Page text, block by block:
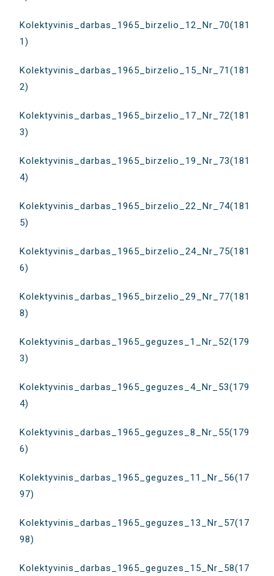
Kolektyvinis_darbas_1965_birzelio_12_Nr_70(181
1)
Kolektyvinis_darbas_1965_birzelio_15_Nr_71(181
2)
Kolektyvinis_darbas_1965_birzelio_17_Nr_72(181
3)
Kolektyvinis_darbas_1965_birzelio_19_Nr_73(181
4)
Kolektyvinis_darbas_1965_birzelio_22_Nr_74(181
5)
Kolektyvinis_darbas_1965_birzelio_24_Nr_75(181
6)
Kolektyvinis_darbas_1965_birzelio_29_Nr_77(181
8)
Kolektyvinis_darbas_1965_geguzes_1_Nr_52(179
3)
Kolektyvinis_darbas_1965_geguzes_4_Nr_53(179
4)
Kolektyvinis_darbas_1965_geguzes_8_Nr_55(179
6)
Kolektyvinis_darbas_1965_geguzes_11_Nr_56(17
97)
Kolektyvinis_darbas_1965_geguzes_13_Nr_57(17
98)
Kolektyvinis_darbas_1965_geguzes_15_Nr_58(17